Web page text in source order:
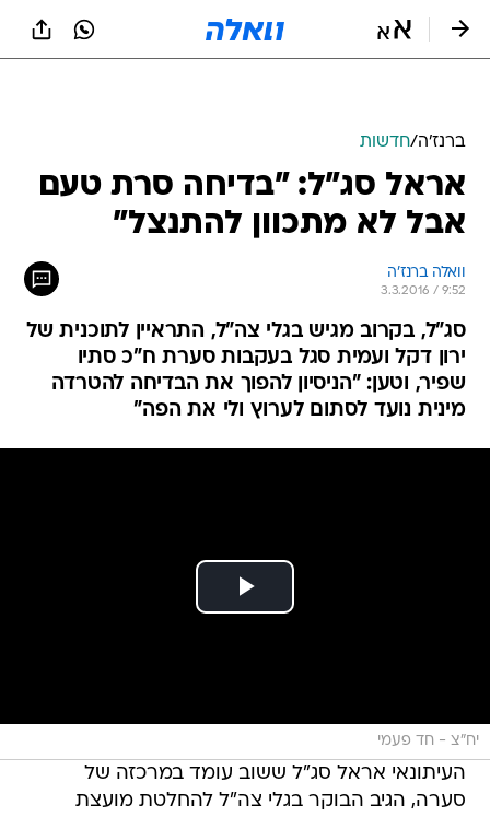
אראל סג"ל: "בדיחה סרת טעם
אבל לא מתכוון להתנצל"
וואלה ברנז'ה
3.3.2016 / 9:52
סג"ל, בקרוב מגיש בגלי צה"ל, התראיין לתוכנית של
שפיר, וטען: "הניסיון להפוך את הבדיחה להטרדה
מינית נועד לסתום לערוץ ולי את הפה"
העיתונאי אראל סג"ל ששוב עומד במרכזה של
סערה, הגיב הבוקר בגלי צה"ל להחלטת מועצת
הכבלים והלוויין לפתוח בהפרה נגד ערוץ 20,
בעקבות הלעג לח"כ סתיו שפיר: "הניסיון להפוך את